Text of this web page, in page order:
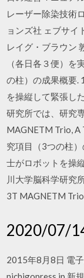
レーザー除染技術
ョンズ社 ェブサイ
レイグ・ブラウン
（各日各３便）
の柱）の成果概要.
を操縦して緊張し
研究所では、研究
MAGNETM Trio, A
究項目（3つの柱
士がロボットを操
川大学脳科学研究
3T MAGNETM
2020/07/
2015年8月8日 電